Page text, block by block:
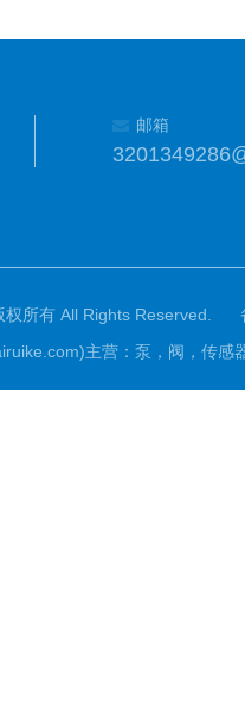
邮箱
所有 All Rights Reserved.
主营：泵，阀，传